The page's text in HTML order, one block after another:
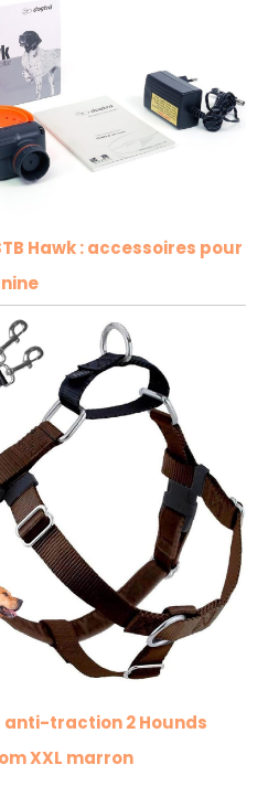
Hawk : accessoires pour
anti-traction 2 Hounds
XXL marron